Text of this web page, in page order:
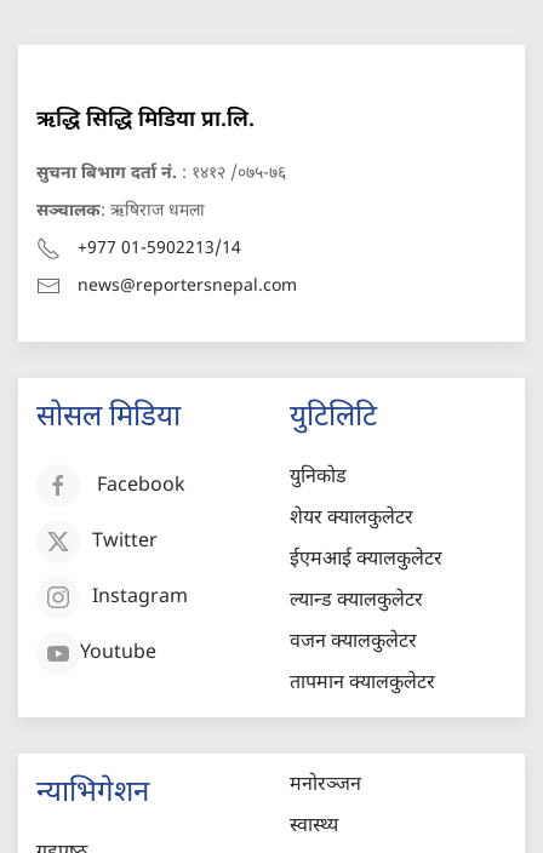
ऋद्धि सिद्धि मिडिया प्रा.लि.
सुचना बिभाग दर्ता नं. : १४१२ /०७५-७६
सञ्चालक: ऋषिराज धमला
+977 01-5902213/14
news@reportersnepal.com
सोसल मिडिया
Facebook
Twitter
Instagram
Youtube
युटिलिटि
युनिकोड
शेयर क्यालकुलेटर
ईएमआई क्यालकुलेटर
ल्यान्ड क्यालकुलेटर
वजन क्यालकुलेटर
तापमान क्यालकुलेटर
न्याभिगेशन
मनोरञ्जन
स्वास्थ्य